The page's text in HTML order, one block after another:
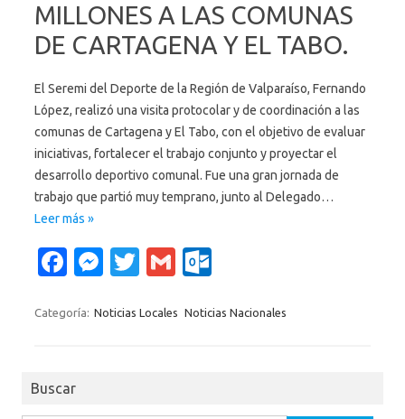
MILLONES A LAS COMUNAS
DE CARTAGENA Y EL TABO.
El Seremi del Deporte de la Región de Valparaíso, Fernando
López, realizó una visita protocolar y de coordinación a las
comunas de Cartagena y El Tabo, con el objetivo de evaluar
iniciativas, fortalecer el trabajo conjunto y proyectar el
desarrollo deportivo comunal. Fue una gran jornada de
trabajo que partió muy temprano, junto al Delegado…
Leer más »
Fa
e
o
M
se
T
it
G
ail lo
Categoría: Noticias Locales Noticias Nacionales
Buscar